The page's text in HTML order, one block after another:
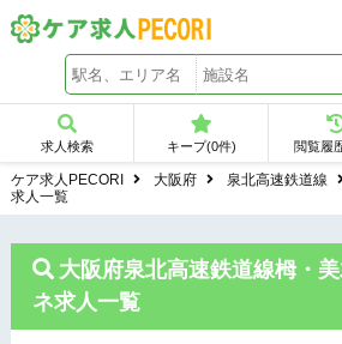
求人検索 キープ(0件) 閲覧履
ケア求人PECORI 大阪府 泉北高速鉄道線
求人一覧
大阪府泉北高速鉄道線栂・
ネ求人一覧